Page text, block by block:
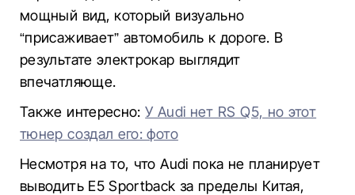
мощный вид, который визуально
“присаживает” автомобиль к дороге. В
результате электрокар выглядит
впечатляюще.
Также интересно:У Audi нет RS Q5, но этот
тюнер создал его: фото
Несмотря на то, что Audi пока не планирует
выводить E5 Sportback за пределы Китая,